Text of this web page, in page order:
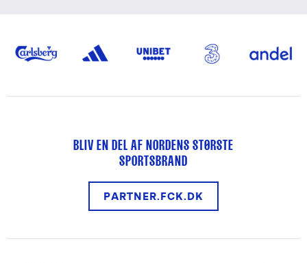
BLIV EN DEL AF NORDENS STØRSTE
SPORTSBRAND
PARTNER.FCK.DK